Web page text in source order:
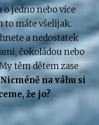
o jedno nebo více
to máte všelijak.
a nedostatek
čokoládou nebo
těm dětem zase
na váhu si
že jo?